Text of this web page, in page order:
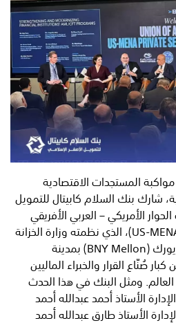
المستجدات الاقتصادية
شارك بنك السلام كابيتال للتمويل
الأمريكي – العربي الأفريقي
للقطاع الخاص (US-MENA PSD 2025)، الذي نظمته وزارة الخزانة
الأمريكية واستضافه بنك نيويورك (BNY Mellon) بمدينة
صُنّاع القرار والخبراء الماليين
ومثل البنك في هذا الحدث
الأستاذ أحمد عبدالله أحمد
الأستاذ طارق عبدالله أحمد